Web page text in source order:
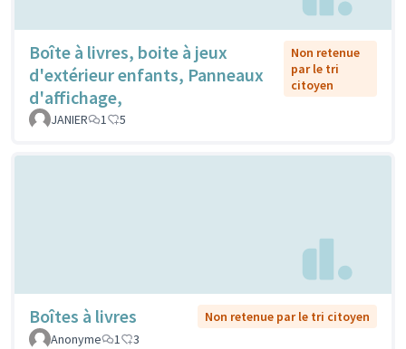
Boîte à livres, boite à jeux
d'extérieur enfants, Panneaux
d'affichage,
Non retenue
par le tri
citoyen
JANIER 1 5
Boîtes à livres
Non retenue par le tri citoyen
Anonyme
1 3